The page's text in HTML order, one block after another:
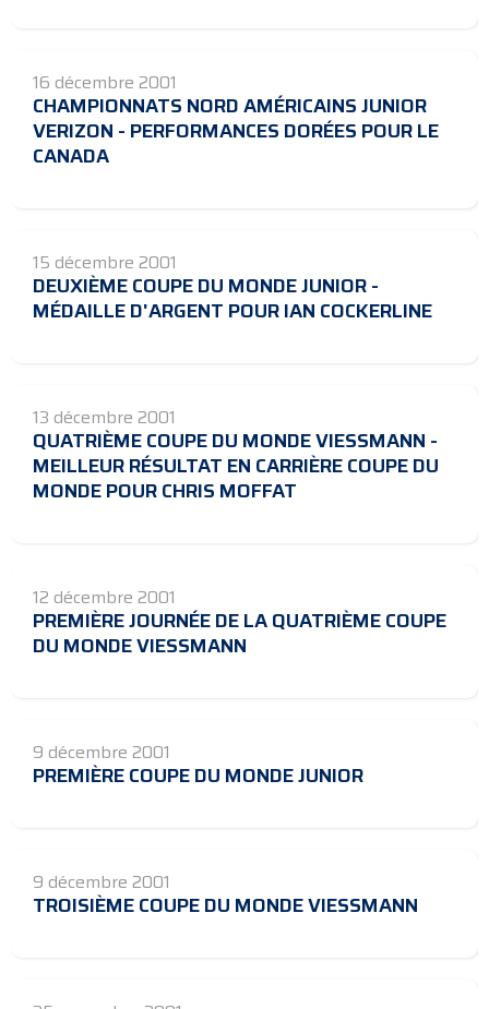
16 décembre 2001
CHAMPIONNATS NORD AMÉRICAINS JUNIOR
VERIZON - PERFORMANCES DORÉES POUR LE
CANADA
15 décembre 2001
DEUXIÈME COUPE DU MONDE JUNIOR -
MÉDAILLE D'ARGENT POUR IAN COCKERLINE
13 décembre 2001
QUATRIÈME COUPE DU MONDE VIESSMANN -
MEILLEUR RÉSULTAT EN CARRIÈRE COUPE DU
MONDE POUR CHRIS MOFFAT
12 décembre 2001
PREMIÈRE JOURNÉE DE LA QUATRIÈME COUPE
DU MONDE VIESSMANN
9 décembre 2001
PREMIÈRE COUPE DU MONDE JUNIOR
9 décembre 2001
TROISIÈME COUPE DU MONDE VIESSMANN